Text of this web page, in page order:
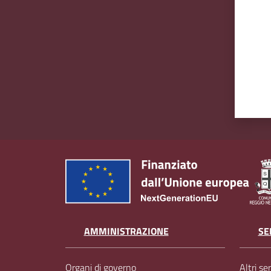
AMMINISTRAZIONE
Organi di governo
Altri